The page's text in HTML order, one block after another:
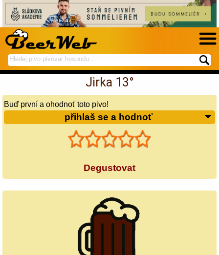
hledej
na
spustí
hledání
Jirka 13°
Buď první a ohodnoť toto pivo!
přihlaš se a hodnoť
Degustovat